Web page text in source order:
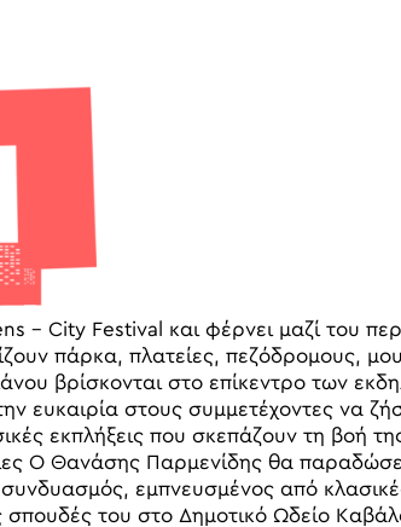
– City Festival και φέρνει μαζί του
πάρκα, πλατείες, πεζόδρομους,
βρίσκονται στο επίκεντρο των
ευκαιρία στους συμμετέχοντες να
εκπλήξεις που σκεπάζουν τη βοή
Ο Θανάσης Παρμενίδης θα
εμπνευσμένος από
του στο Δημοτικό Ωδείο